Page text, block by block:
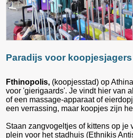
Paradijs voor koopjesjagers
Fthinopolis, (koopjesstad) op
voor 'gierigaards'. Je vindt hier van
of een massage-apparaat of
een verrassing, maar koopjes zijn
Staan zangvogeltjes of kittens op je
plein voor het stadhuis (Ethnikis